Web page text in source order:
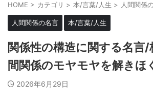
HOME > カテゴリ > 本/言葉/人生 > 人間関係
人間関係の名言 本/言葉/人生
関係性の構造に関する名言/
間関係のモヤモヤを解きほ
2026年6月29日